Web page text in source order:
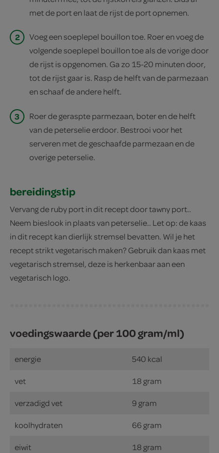
met de port en laat de rijst de port opnemen.
2
Voeg een soeplepel bouillon toe. Roer en voeg de
volgende soeplepel bouillon toe als de vorige door
de rijst is opgenomen. Ga zo 15-20 minuten door,
tot de rijst gaar is. Rasp de helft van de parmezaan
en schaaf de andere helft.
3
Roer de geraspte parmezaan, boter en de helft
van de peterselie erdoor. Bestrooi voor het
serveren met de geschaafde parmezaan en de
overige peterselie.
bereidingstip
Vervang de ruby port in dit recept door tawny port..
Neem bieslook in plaats van peterselie.. Let op: de kaas
in dit recept kan dierlijk stremsel bevatten. Wil je het
recept strikt vegetarisch maken? Gebruik dan kaas met
vegetarisch stremsel, deze is herkenbaar aan een
vegetarisch logo.
voedingswaarde (per 100 gram/ml)
energie 540 kcal
vet 18 gram
verzadigd vet 9 gram
koolhydraten 66 gram
eiwit 18 gram